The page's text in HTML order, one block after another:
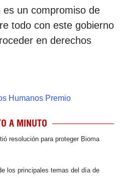
un compromiso de
todo con este gobierno
en derechos
Humanos Premio
A MINUTO
resolución para proteger Bioma
los principales temas del día de